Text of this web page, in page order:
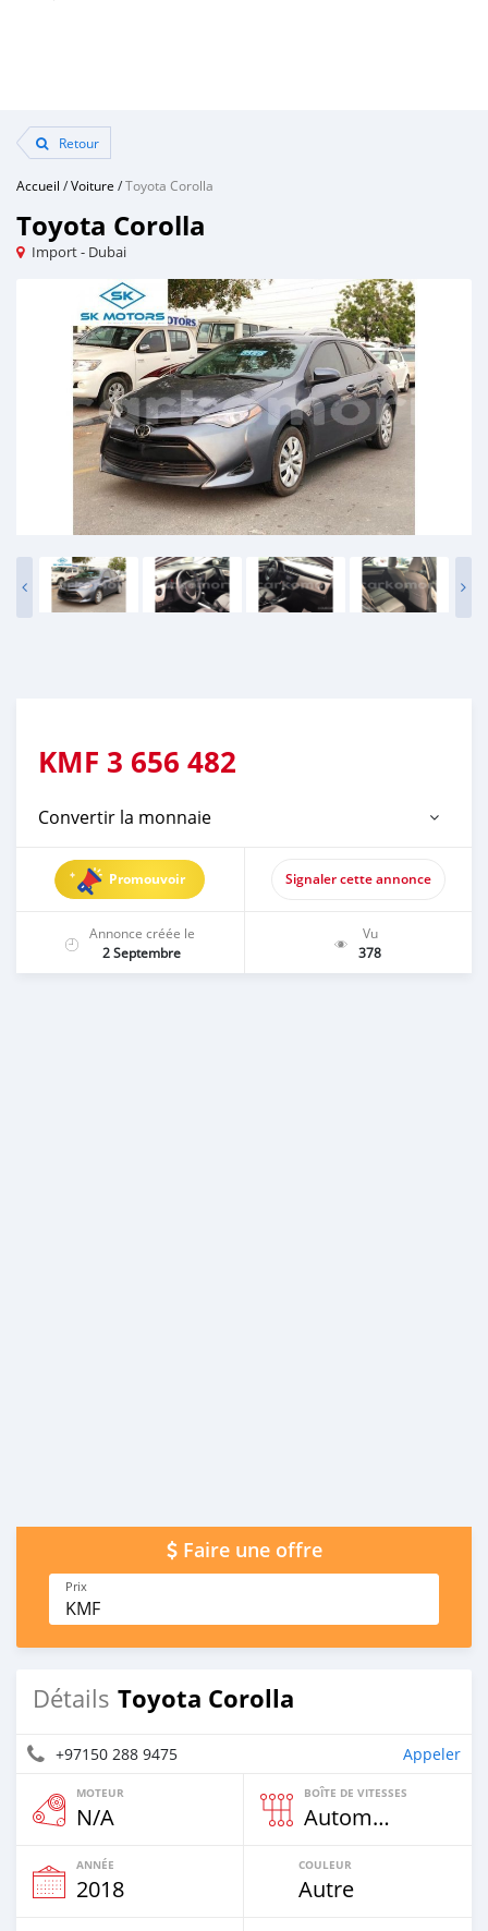
Retour
Accueil /Voiture /Toyota Corolla
Toyota Corolla
Import - Dubai
KMF 3 656 482
Convertir la monnaie
Promouvoir Signaler cette annonce
Annonce créée le
2 Septembre
Vu
378
Faire une offre
Prix
KMF
Détails Toyota Corolla
+97150 288 9475 Appeler
MOTEUR
N/A
BOÎTE DE VITESSES
Automatique
ANNÉE
2018
COULEUR
Autre